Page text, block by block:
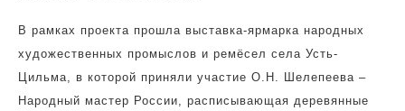
В рамках проекта прошла выставка-ярмарка народных
художественных промыслов и ремёсел села Усть-
Цильма, в которой приняли участие О.Н. Шелепеева –
Народный мастер России, расписывающая деревянные